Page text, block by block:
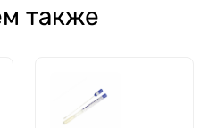
также